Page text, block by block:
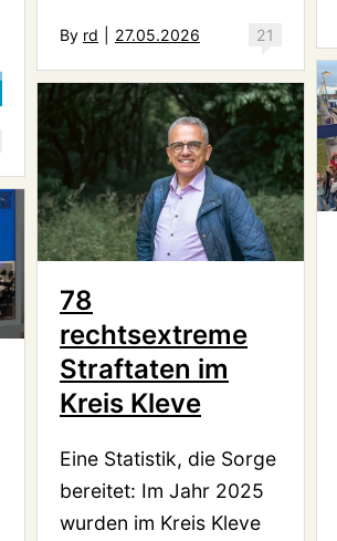
21
By rd 27.05.2026
78
rechtsextreme
Straftaten im
Kreis Kleve
Eine Statistik, die Sorge
bereitet: Im Jahr 2025
wurden im Kreis Kleve